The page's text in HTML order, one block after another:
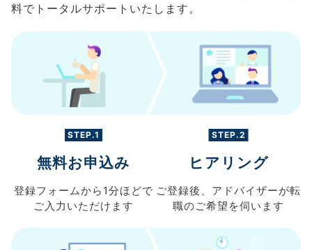
料でトータルサポートいたします。
STEP.1
無料お申込み
登録フォームから 1分ほどで
ご入力 いただけます
STEP.2
ヒアリング
ご登録後、 アドバイザーが転
職のご希望を伺います